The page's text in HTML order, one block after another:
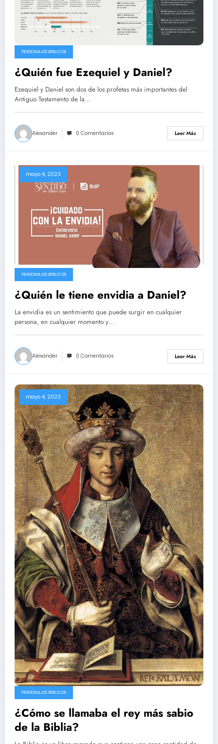
PERSONAJES BÍBLICOS
¿Quién fue Ezequiel y Daniel?
Ezequiel y Daniel son dos de los profetas más importantes del
Antiguo Testamento de la…
Alexander 0 Comentarios Leer Más
mayo 4, 2023
PERSONAJES BÍBLICOS
¿Quién le tiene envidia a Daniel?
La envidia es un sentimiento que puede surgir en cualquier
persona, en cualquier momento y…
Alexander 0 Comentarios Leer Más
mayo 4, 2023
PERSONAJES BÍBLICOS
¿Cómo se llamaba el rey más sabio
de la Biblia?